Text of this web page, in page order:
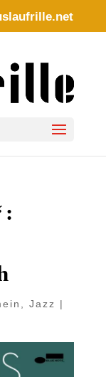
Jazz |